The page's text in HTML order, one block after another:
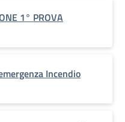
1° PROVA
Incendio